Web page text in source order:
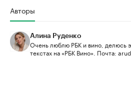
Авторы
Алина Руденко
Очень люблю РБК и вино, делюсь
текстах на «РБК Вино». Почта: